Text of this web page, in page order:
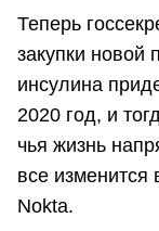
Теперь
закупки новой
инсулина
2020 год, и
чья жизнь
все изменится
Nokta.